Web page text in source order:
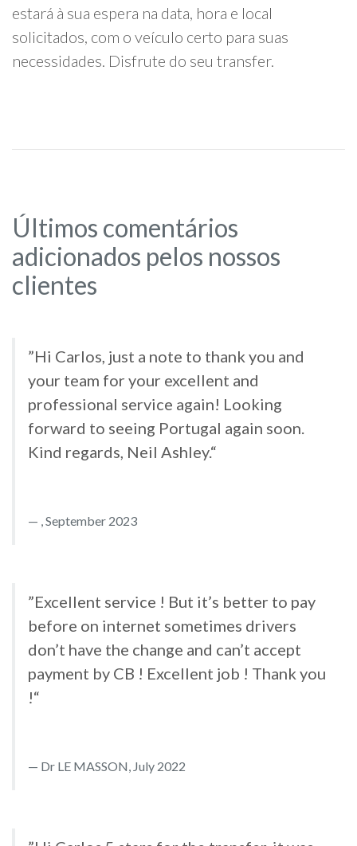
estará à sua espera na data, hora e local
solicitados, com o veículo certo para suas
necessidades. Disfrute do seu transfer.
Últimos comentários
adicionados pelos nossos
clientes
”Hi Carlos, just a note to thank you and
your team for your excellent and
professional service again! Looking
forward to seeing Portugal again soon.
Kind regards, Neil Ashley.“
, September 2023
”Excellent service ! But it’s better to pay
before on internet sometimes drivers
don’t have the change and can’t accept
payment by CB ! Excellent job ! Thank you
!“
Dr LE MASSON, July 2022